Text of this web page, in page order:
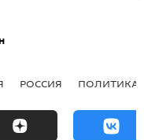
РОССИЯ ПОЛИТИКА